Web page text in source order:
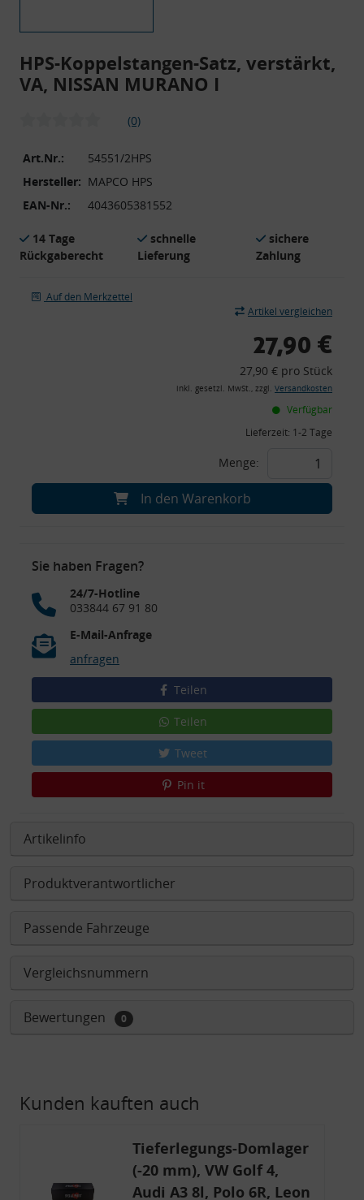
HPS-Koppelstangen-Satz, verstärkt,
VA, NISSAN MURANO I
(0)
Art.Nr.:
54551/2HPS
Hersteller: MAPCO HPS
EAN-Nr.:
4043605381552
14 Tage
Rückgaberecht
schnelle
Lieferung
sichere
Zahlung
Auf den Merkzettel
Artikel vergleichen
27,90 €
27,90 € pro Stück
inkl. gesetzl. MwSt., zzgl. Versandkosten
Verfügbar
Lieferzeit: 1-2 Tage
Menge:
In den Warenkorb
Sie haben Fragen?
24/7-Hotline
033844 67 91 80
E-Mail-Anfrage
anfragen
Teilen
Teilen
Tweet
Pin it
Artikelinfo
Produktverantwortlicher
Passende Fahrzeuge
Vergleichsnummern
Bewertungen 0
Kunden kauften auch
Tieferlegungs-Domlager
(-20 mm), VW Golf 4,
Audi A3 8l, Polo 6R, Leon